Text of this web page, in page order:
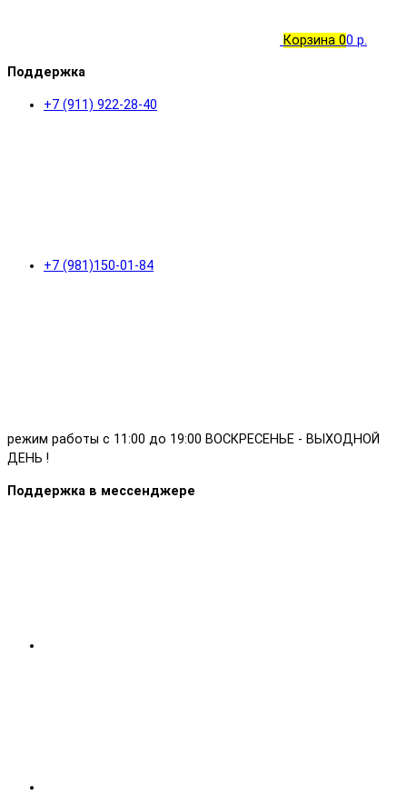
Корзина 00 р.
Поддержка
+7 (911) 922-28-40
+7 (981)150-01-84
режим работы с 11:00 до 19:00 ВОСКРЕСЕНЬЕ - ВЫХОДНОЙ
ДЕНЬ !
Поддержка в мессенджере